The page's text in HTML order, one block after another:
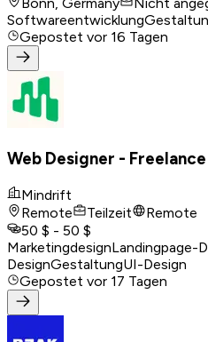
Bonn, Germany
Nicht
Softwareentwicklung
Gepostet vor 16 Tagen
Web Designer -
Mindrift
Remote
Teilzeit
Remote
50 $ - 50 $
MarketingdesignLandingpage-
DesignGestaltungUI-Design
Gepostet vor 17 Tagen